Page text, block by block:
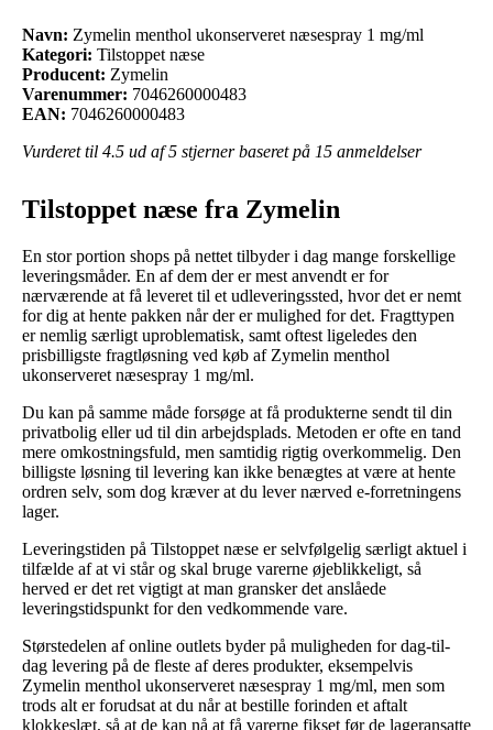
Navn: Zymelin menthol ukonserveret næsespray 1 mg/ml
Kategori: Tilstoppet næse
Producent: Zymelin
Varenummer: 7046260000483
EAN: 7046260000483
Vurderet til 4.5 ud af 5 stjerner baseret på 15 anmeldelser
Tilstoppet næse fra Zymelin
En stor portion shops på nettet tilbyder i dag mange forskellige
leveringsmåder. En af dem der er mest anvendt er for
nærværende at få leveret til et udleveringssted, hvor det er nemt
for dig at hente pakken når der er mulighed for det. Fragttypen
er nemlig særligt uproblematisk, samt oftest ligeledes den
prisbilligste fragtløsning ved køb af Zymelin menthol
ukonserveret næsespray 1 mg/ml.
Du kan på samme måde forsøge at få produkterne sendt til din
privatbolig eller ud til din arbejdsplads. Metoden er ofte en tand
mere omkostningsfuld, men samtidig rigtig overkommelig. Den
billigste løsning til levering kan ikke benægtes at være at hente
ordren selv, som dog kræver at du lever nærved e-forretningens
lager.
Leveringstiden på Tilstoppet næse er selvfølgelig særligt aktuel i
tilfælde af at vi står og skal bruge varerne øjeblikkeligt, så
herved er det ret vigtigt at man gransker det anslåede
leveringstidspunkt for den vedkommende vare.
Størstedelen af online outlets byder på muligheden for dag-til-
dag levering på de fleste af deres produkter, eksempelvis
Zymelin menthol ukonserveret næsespray 1 mg/ml, men som
trods alt er forudsat at du når at bestille forinden et aftalt
klokkeslæt, så at de kan nå at få varerne fikset før de lageransatte